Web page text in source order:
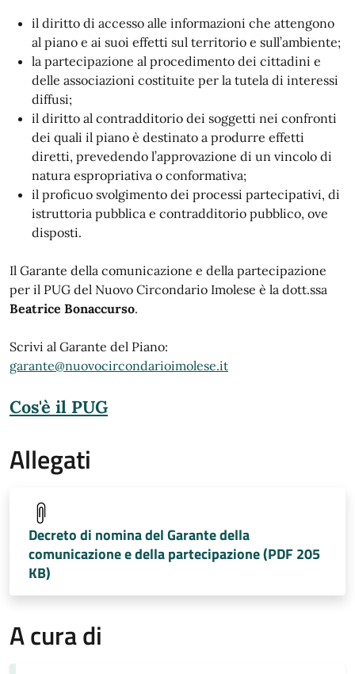
il diritto di accesso alle informazioni che attengono
al piano e ai suoi effetti sul territorio e sull’ambiente;
la partecipazione al procedimento dei cittadini e
delle associazioni costituite per la tutela di interessi
diffusi;
il diritto al contradditorio dei soggetti nei confronti
dei quali il piano è destinato a produrre effetti
diretti, prevedendo l’approvazione di un vincolo di
natura espropriativa o conformativa;
il proficuo svolgimento dei processi partecipativi, di
istruttoria pubblica e contradditorio pubblico, ove
disposti.
Il Garante della comunicazione e della partecipazione
per il PUG del Nuovo Circondario Imolese è la dott.ssa
Beatrice Bonaccurso.
Scrivi al Garante del Piano:
garante@nuovocircondarioimolese.it
Cos'è il PUG
Allegati
Decreto di nomina del Garante della
comunicazione e della partecipazione (PDF 205
KB)
A cura di